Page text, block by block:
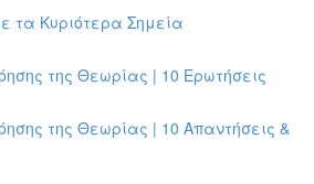
τα Κυριότερα Σημεία
της Θεωρίας | 10 Ερωτήσεις
της Θεωρίας | 10 Απαντήσεις &